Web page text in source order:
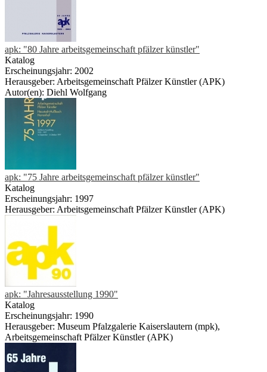
apk: "80 Jahre arbeitsgemeinschaft pfälzer künstler"
Katalog
Erscheinungsjahr: 2002
Herausgeber: Arbeitsgemeinschaft Pfälzer Künstler (APK)
Autor(en): Diehl Wolfgang
apk: "75 Jahre arbeitsgemeinschaft pfälzer künstler"
Katalog
Erscheinungsjahr: 1997
Herausgeber: Arbeitsgemeinschaft Pfälzer Künstler (APK)
apk: "Jahresausstellung 1990"
Katalog
Erscheinungsjahr: 1990
Herausgeber: Museum Pfalzgalerie Kaiserslautern (mpk),
Arbeitsgemeinschaft Pfälzer Künstler (APK)